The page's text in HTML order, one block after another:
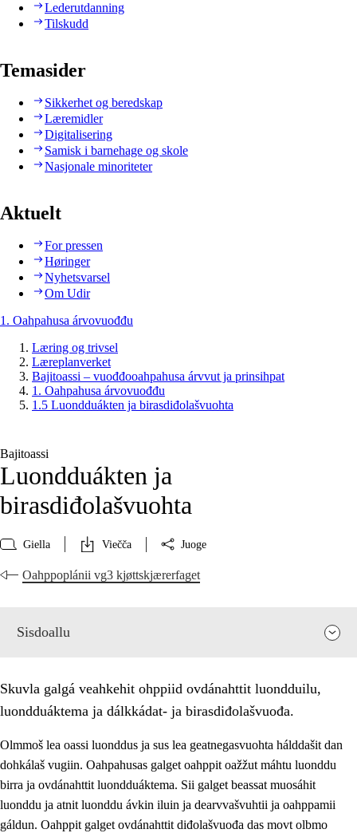
Lederutdanning
Tilskudd
Temasider
Sikkerhet og beredskap
Læremidler
Digitalisering
Samisk i barnehage og skole
Nasjonale minoriteter
Aktuelt
For pressen
Høringer
Nyhetsvarsel
Om Udir
1. Oahpahusa árvovuođđu
Læring og trivsel
Læreplanverket
Bajitoassi – vuođđooahpahusa árvvut ja prinsihpat
1. Oahpahusa árvovuođđu
1.5 Luondduákten ja birasdiđolašvuohta
Bajitoassi
Luondduákten ja
birasdiđolašvuohta
Giella Viečča Juoge
Oahppoplánii vg3 kjøttskjærerfaget
Sisdoallu
Skuvla galgá veahkehit ohppiid ovdánahttit luondduilu,
luondduáktema ja dálkkádat- ja birasdiđolašvuođa.
Olmmoš lea oassi luonddus ja sus lea geatnegasvuohta hálddašit dan
dohkálaš vugiin. Oahpahusas galget oahppit oažžut máhtu luonddu
birra ja ovdánahttit luondduáktema. Sii galget beassat muosáhit
luonddu ja atnit luonddu ávkin iluin ja dearvvašvuhtii ja oahppamii
gáldun. Oahppit galget ovdánahttit diđolašvuođa das movt olbmo